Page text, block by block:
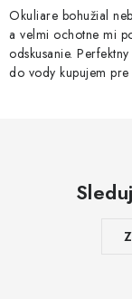
Okuliare bohužial
a velmi ochotne mi
odskusanie.
do vody kupujem